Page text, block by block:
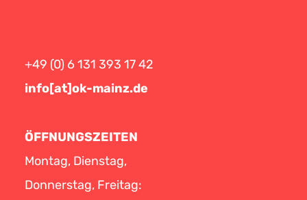
+49 (0) 6 131 393 17 42
info[at]ok-mainz.de
ÖFFNUNGSZEITEN
Montag, Dienstag,
Donnerstag, Freitag: